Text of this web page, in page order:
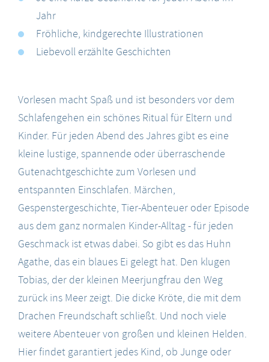
Jahr
Fröhliche, kindgerechte Illustrationen
Liebevoll erzählte Geschichten
Vorlesen macht Spaß und ist besonders vor dem
Schlafengehen ein schönes Ritual für Eltern und
Kinder. Für jeden Abend des Jahres gibt es eine
kleine lustige, spannende oder überraschende
Gutenachtgeschichte zum Vorlesen und
entspannten Einschlafen. Märchen,
Gespenstergeschichte, Tier-Abenteuer oder Episode
aus dem ganz normalen Kinder-Alltag - für jeden
Geschmack ist etwas dabei. So gibt es das Huhn
Agathe, das ein blaues Ei gelegt hat. Den klugen
Tobias, der der kleinen Meerjungfrau den Weg
zurück ins Meer zeigt. Die dicke Kröte, die mit dem
Drachen Freundschaft schließt. Und noch viele
weitere Abenteuer von großen und kleinen Helden.
Hier findet garantiert jedes Kind, ob Junge oder